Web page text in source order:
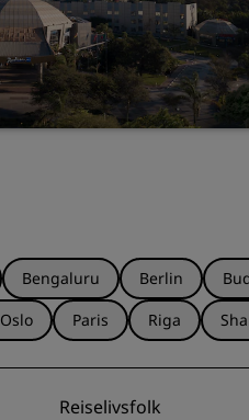
Bengaluru Berlin
Oslo Paris Riga
Reiselivsfolk